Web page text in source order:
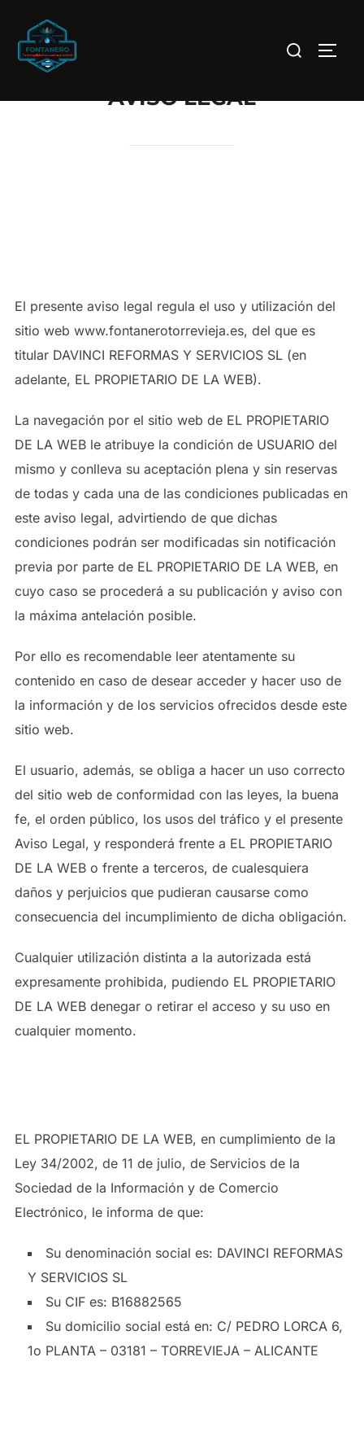
AVISO LEGAL
El presente aviso legal regula el uso y utilización del
sitio web www.fontanerotorrevieja.es, del que es
titular DAVINCI REFORMAS Y SERVICIOS SL (en
adelante, EL PROPIETARIO DE LA WEB).
La navegación por el sitio web de EL PROPIETARIO
DE LA WEB le atribuye la condición de USUARIO del
mismo y conlleva su aceptación plena y sin reservas
de todas y cada una de las condiciones publicadas en
este aviso legal, advirtiendo de que dichas
condiciones podrán ser modificadas sin notificación
previa por parte de EL PROPIETARIO DE LA WEB, en
cuyo caso se procederá a su publicación y aviso con
la máxima antelación posible.
Por ello es recomendable leer atentamente su
contenido en caso de desear acceder y hacer uso de
la información y de los servicios ofrecidos desde este
sitio web.
El usuario, además, se obliga a hacer un uso correcto
del sitio web de conformidad con las leyes, la buena
fe, el orden público, los usos del tráfico y el presente
Aviso Legal, y responderá frente a EL PROPIETARIO
DE LA WEB o frente a terceros, de cualesquiera
daños y perjuicios que pudieran causarse como
consecuencia del incumplimiento de dicha obligación.
Cualquier utilización distinta a la autorizada está
expresamente prohibida, pudiendo EL PROPIETARIO
DE LA WEB denegar o retirar el acceso y su uso en
cualquier momento.
EL PROPIETARIO DE LA WEB, en cumplimiento de la
Ley 34/2002, de 11 de julio, de Servicios de la
Sociedad de la Información y de Comercio
Electrónico, le informa de que:
Su denominación social es: DAVINCI REFORMAS
Y SERVICIOS SL
Su CIF es: B16882565
Su domicilio social está en: C/ PEDRO LORCA 6,
1o PLANTA – 03181 – TORREVIEJA – ALICANTE